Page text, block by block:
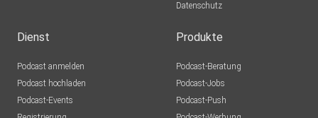
Datenschutz
Dienst
Podcast anmelden
Podcast hochladen
Podcast-Events
Produkte
Podcast-Beratung
Podcast-Jobs
Podcast-Push